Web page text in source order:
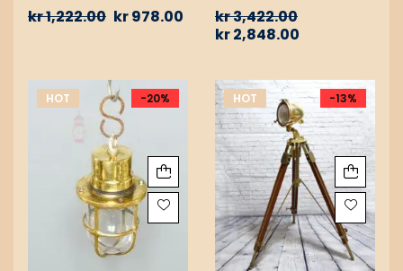
Nautisk
kr1,222.00 kr978.00 kr3,422.00
kr2,848.00
HOT -20% HOT -13%